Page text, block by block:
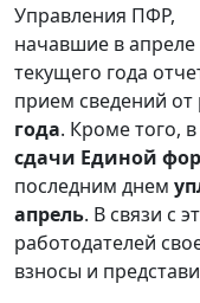
Управления ПФР,
начавшие в апреле
текущего года
прием сведений от
года. Кроме того,
сдачи Единой
последним днем
апрель. В связи с
работодателей
взносы и